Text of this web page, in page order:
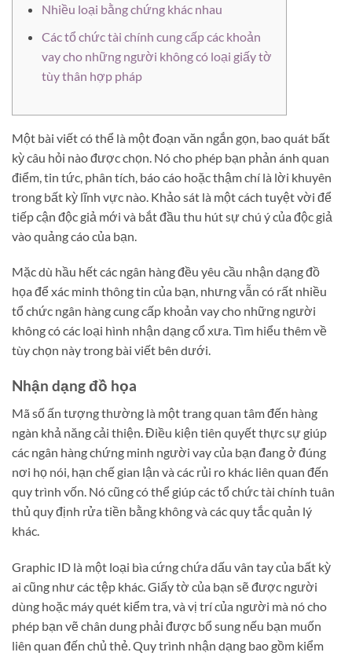
Nhiều loại bằng chứng khác nhau
Các tổ chức tài chính cung cấp các khoản
vay cho những người không có loại giấy tờ
tùy thân hợp pháp
Một bài viết có thể là một đoạn văn ngắn gọn, bao quát bất
kỳ câu hỏi nào được chọn. Nó cho phép bạn phản ánh quan
điểm, tin tức, phân tích, báo cáo hoặc thậm chí là lời khuyên
trong bất kỳ lĩnh vực nào. Khảo sát là một cách tuyệt vời để
tiếp cận độc giả mới và bắt đầu thu hút sự chú ý của độc giả
vào quảng cáo của bạn.
Mặc dù hầu hết các ngân hàng đều yêu cầu nhận dạng đồ
họa để xác minh thông tin của bạn, nhưng vẫn có rất nhiều
tổ chức ngân hàng cung cấp khoản vay cho những người
không có các loại hình nhận dạng cổ xưa. Tìm hiểu thêm về
tùy chọn này trong bài viết bên dưới.
Nhận dạng đồ họa
Mã số ấn tượng thường là một trang quan tâm đến hàng
ngàn khả năng cải thiện. Điều kiện tiên quyết thực sự giúp
các ngân hàng chứng minh người vay của bạn đang ở đúng
nơi họ nói, hạn chế gian lận và các rủi ro khác liên quan đến
quy trình vốn. Nó cũng có thể giúp các tổ chức tài chính tuân
thủ quy định rửa tiền bằng không và các quy tắc quản lý
khác.
Graphic ID là một loại bìa cứng chứa dấu vân tay của bất kỳ
ai cũng như các tệp khác. Giấy tờ của bạn sẽ được người
dùng hoặc máy quét kiểm tra, và vị trí của người mà nó cho
phép bạn vẽ chân dung phải được bổ sung nếu bạn muốn
liên quan đến chủ thẻ. Quy trình nhận dạng bao gồm kiểm